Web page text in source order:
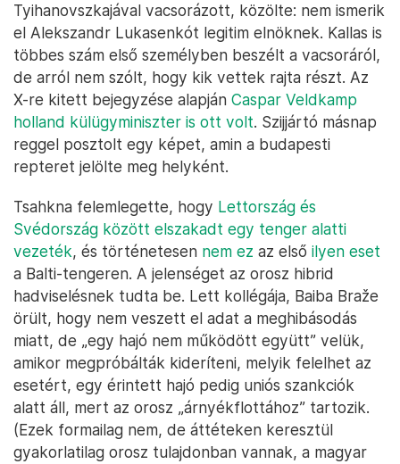
Tyihanovszkajával vacsorázott, közölte: nem ismerik
el Alekszandr Lukasenkót legitim elnöknek. Kallas is
többes szám első személyben beszélt a vacsoráról,
de arról nem szólt, hogy kik vettek rajta részt. Az
X-re kitett bejegyzése alapján Caspar Veldkamp
holland külügyminiszter is ott volt. Szijjártó másnap
reggel posztolt egy képet, amin a budapesti
repteret jelölte meg helyként.
Tsahkna felemlegette, hogy Lettország és
Svédország között elszakadt egy tenger alatti
vezeték, és történetesen nem ez az első ilyen eset
a Balti-tengeren. A jelenséget az orosz hibrid
hadviselésnek tudta be. Lett kollégája, Baiba Braže
örült, hogy nem veszett el adat a meghibásodás
miatt, de „egy hajó nem működött együtt” velük,
amikor megpróbálták kideríteni, melyik felelhet az
esetért, egy érintett hajó pedig uniós szankciók
alatt áll, mert az orosz „árnyékflottához” tartozik.
(Ezek formailag nem, de áttéteken keresztül
gyakorlatilag orosz tulajdonban vannak, a magyar